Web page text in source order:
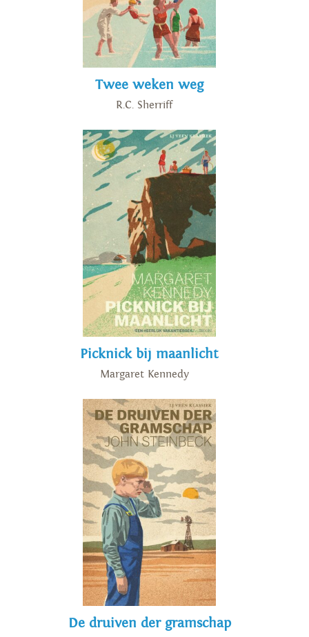
Twee weken weg
R.C. Sherriff
Picknick bij maanlicht
Margaret Kennedy
De druiven der gramschap